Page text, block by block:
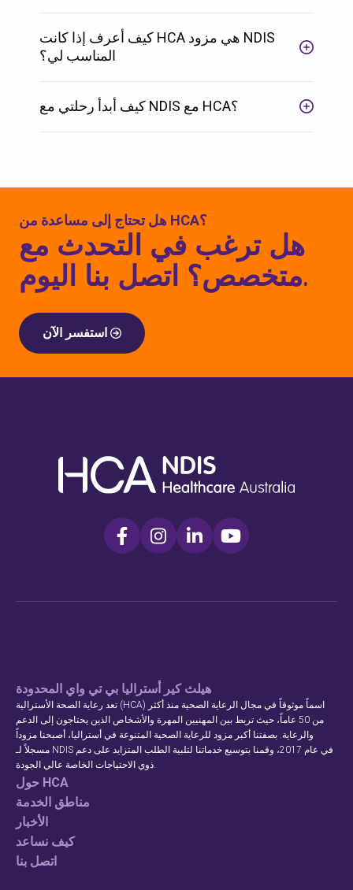
كيف أعرف إذا كانت HCA هي مزود NDIS
المناسب لي؟
كيف أبدأ رحلتي مع NDIS مع HCA؟
هل تحتاج إلى مساعدة من HCA؟
هل ترغب في التحدث مع
متخصص؟ اتصل بنا اليوم.
هيلث كير أستراليا بي تي واي المحدودة
تعد رعاية الصحة الأسترالية (HCA) اسماً موثوقاً في مجال الرعاية الصحية منذ أكثر
من 50 عاماً، حيث تربط بين المهنيين المهرة والأشخاص الذين يحتاجون إلى الدعم
والرعاية. بصفتنا أكبر مزود للرعاية الصحية المتنوعة في أستراليا، أصبحنا مزوداً
مسجلاً لـ NDIS في عام 2017، وقمنا بتوسيع خدماتنا لتلبية الطلب المتزايد على دعم
ذوي الاحتياجات الخاصة عالي الجودة.
حول HCA
مناطق الخدمة
الأخبار
كيف نساعد
اتصل بنا